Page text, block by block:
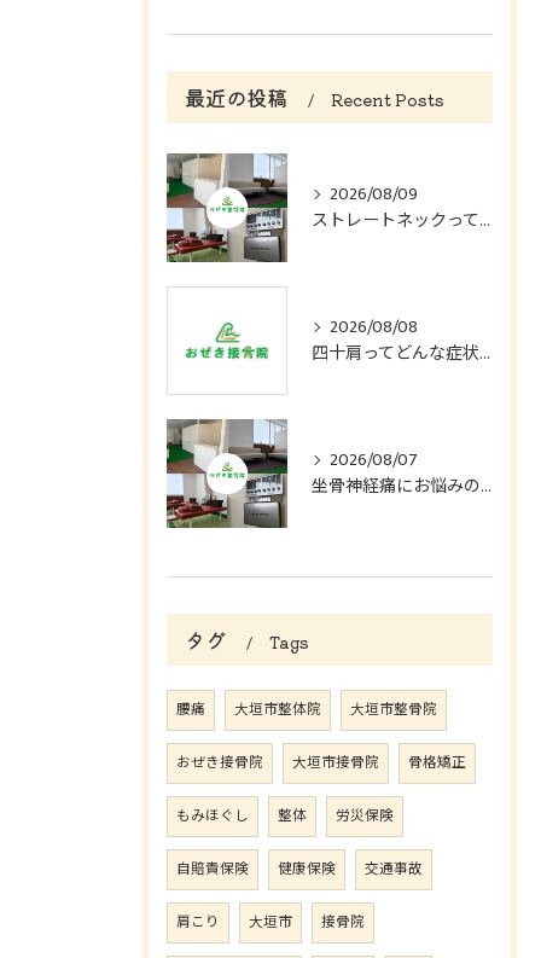
最近の投稿 Recent Posts
2026/08/09
ストレートネックってどんな症状？
2026/08/08
四十肩ってどんな症状？
2026/08/07
坐骨神経痛にお悩みの方へ
タグ Tags
腰痛 大垣市整体院 大垣市整骨院
おぜき接骨院 大垣市接骨院 骨格矯正
もみほぐし 整体 労災保険
自賠責保険 健康保険 交通事故
肩こり 大垣市 接骨院